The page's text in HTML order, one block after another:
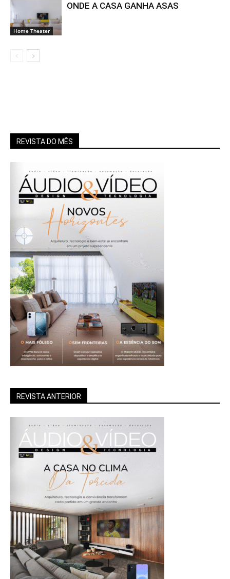
Home Theater
ONDE A CASA GANHA ASAS
REVISTA DO MÊS
REVISTA ANTERIOR